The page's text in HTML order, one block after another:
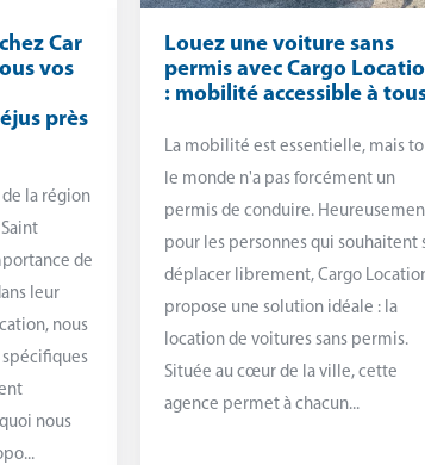
Car
vos
près
la région
de
leur
nous
nous
Louez une voiture sans
permis avec Cargo
: mobilité accessible à
La mobilité est essentielle, mais
le monde n'a pas forcément un
permis de conduire.
pour les personnes qui souhaitent
déplacer librement, Cargo
propose une solution idéale : la
location de voitures sans permis.
Située au cœur de la ville, cette
agence permet à chacun...